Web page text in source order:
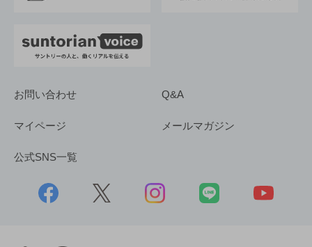
お問い合わせ Q&A
マイページ メールマガジン
公式SNS一覧